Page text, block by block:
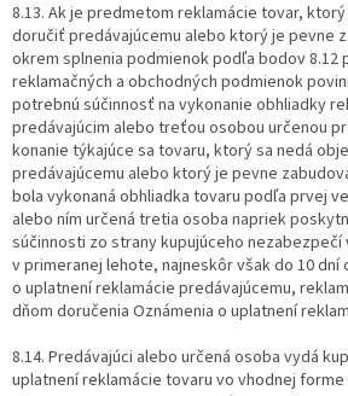
8.13. Ak je predmetom reklamácie tovar,
doručiť predávajúcemu alebo ktorý je pevne
okrem splnenia podmienok podľa bodov 8.12
reklamačných a obchodných podmienok
potrebnú súčinnosť na vykonanie obhliadky
predávajúcim alebo treťou osobou určenou
konanie týkajúce sa tovaru, ktorý sa nedá
predávajúcemu alebo ktorý je pevne
bola vykonaná obhliadka tovaru podľa prvej
alebo ním určená tretia osoba napriek
súčinnosti zo strany kupujúceho
v primeranej lehote, najneskôr však do 10 dní
o uplatnení reklamácie predávajúcemu,
dňom doručenia Oznámenia o uplatnení
8.14. Predávajúci alebo určená osoba vydá
uplatnení reklamácie tovaru vo vhodnej